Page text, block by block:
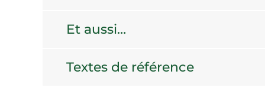
Et aussi…
Textes de référence